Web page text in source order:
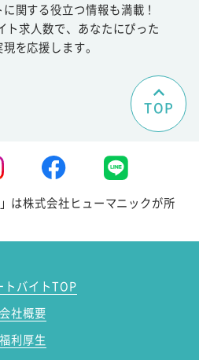
関する役立つ情報も満載！
ト求人数で、あなたにぴった
を応援します。
TOP
は株式会社ヒューマニックが所
トバイトTOP
会社概要
福利厚生